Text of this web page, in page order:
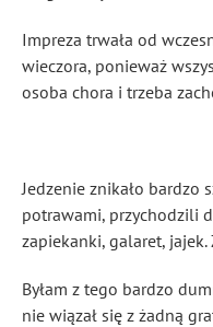
Impreza trwała od
wieczora, ponieważ
osoba chora i trzeba
Jedzenie znikało bardzo
potrawami, przychodzili
zapiekanki, galaret,
Byłam z tego bardzo
nie wiązał się z żadną